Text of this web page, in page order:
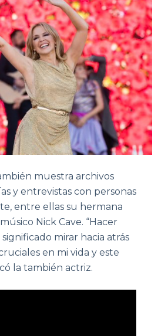
muestra archivos
y entrevistas con personas
entre ellas su hermana
Nick Cave. “Hacer
mirar hacia atrás
en mi vida y este
la también actriz.